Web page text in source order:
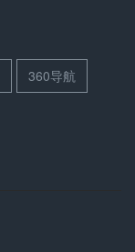
360导航